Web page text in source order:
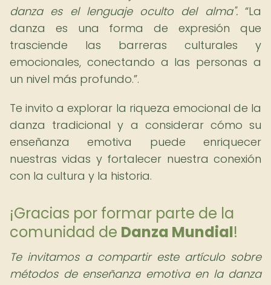
danza es el lenguaje oculto del alma".
La
danza es una forma de expresión que
trasciende las barreras culturales y
emocionales, conectando a las personas a
un nivel más profundo. .
Te invito a explorar la riqueza emocional de la
danza tradicional y a considerar cómo su
enseñanza emotiva puede enriquecer
nuestras vidas y fortalecer nuestra conexión
con la cultura y la historia.
¡Gracias por formar parte de la
comunidad de Danza Mundial!
Te invitamos a compartir este artículo sobre
métodos de enseñanza emotiva en la danza